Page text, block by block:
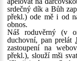
srdečný dík a Bůh
překl.) ode mě i od
obnos.
Náš roduvěrný (v
duchovní, pan prelát
zastoupení na
překl.), slouží mši